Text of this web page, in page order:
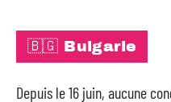
🇧🇬 Bulgarie
Depuis le 16 juin, aucune